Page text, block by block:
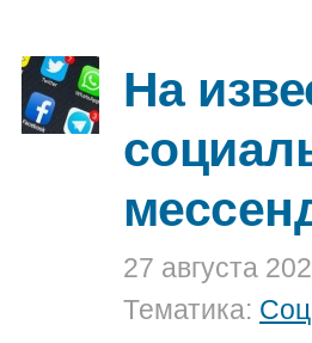
На
27 августа
Тематика: